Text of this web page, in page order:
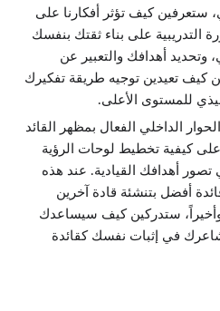
ستعرفين كيف تؤثر أفكارنا على
التدريبية على بناء ثقتك بنفسك
وتحديد أهدافك والتعبير عن
كيف تعيدين توجيه طريقة تفكيرك
للمستوى الأعلى.
الداخلي الفعال بمظهر القائد
كيفية تخطيط لوحات الرؤية
تصور أهدافك القيادية. عند هذه
أفضل بتنشئة قادة آخرين
وأخيراً، ستدركين كيف سيساعدك
في إثبات نفسك كقائدة